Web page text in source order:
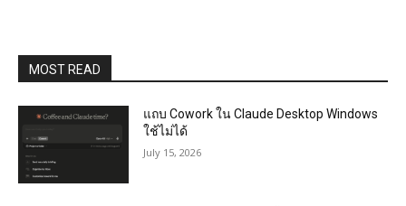
MOST READ
แถบ Cowork ใน Claude Desktop Windows
ใช้ไม่ได้
July 15, 2026